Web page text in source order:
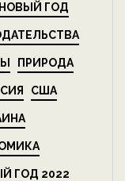
НОВЫЙ ГОД
ПРИРОДА
США
ГОД 2022